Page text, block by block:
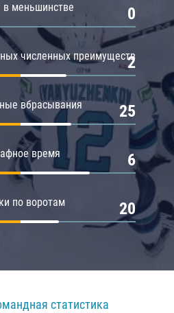
меньшинстве 0
численных преимуществ
2
вбрасывания 25
время 6
по воротам 20
статистика